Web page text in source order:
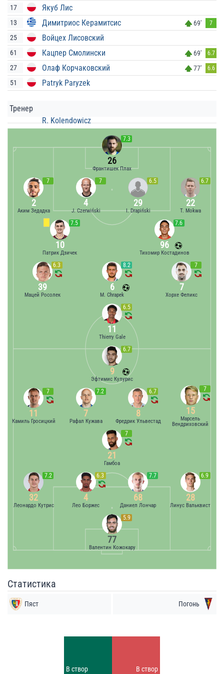
17 Якуб Лис
13 Димитриос Керамитсис 69' 7
25 Войцех Лисовский
61 Кацпер Смолински 69' 6.7
27 Олаф Корчаковский 77' 6.6
51 Patryk Paryzek
Тренер
R. Kolendowicz
7.3
26
Франтишек Плах
6.7
22
T. Mokwa
6.5
29
I. Drapiński
7
4
J. Czerwiński
7
2
Аким Зедадка
7.6
96
Тихомир Костадинов
7.5
10
Патрик Дзичек
7
7
Хорхе Феликс
8.2
6
M. Chrapek
6.3
39
Мацей Росолек
6.5
11
Thierry Gale
5.9
77
Валентин Кожокару
7.2
32
Леонардо Кутрис
6.3
4
Лео Боржес
7.7
68
Даниел Лончар
6.9
28
Линус Вальквист
7
21
Гамбоа
7
11
Камиль Гросицкий
7.2
7
Рафал Кужава
6.7
8
Фредрик Ульвестад
7
15
Марсель
Вендриховский
6.7
9
Эфтимис Кулурис
Статистика
Пяст Погонь
В створ В створ